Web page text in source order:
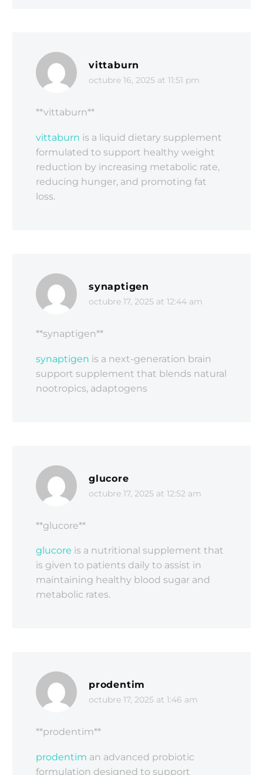
vittaburn
octubre 16, 2025 at 11:51 pm
** vittaburn**
vittaburn is a liquid dietary supplement
formulated to support healthy weight
reduction by increasing metabolic rate,
reducing hunger, and promoting fat
loss.
synaptigen
octubre 17, 2025 at 12:44 am
**synaptigen**
synaptigen is a next-generation brain
support supplement that blends natural
nootropics, adaptogens
glucore
octubre 17, 2025 at 12:52 am
**glucore**
glucore is a nutritional supplement that
is given to patients daily to assist in
maintaining healthy blood sugar and
metabolic rates.
prodentim
octubre 17, 2025 at 1:46 am
** prodentim**
prodentim an advanced probiotic
formulation designed to support